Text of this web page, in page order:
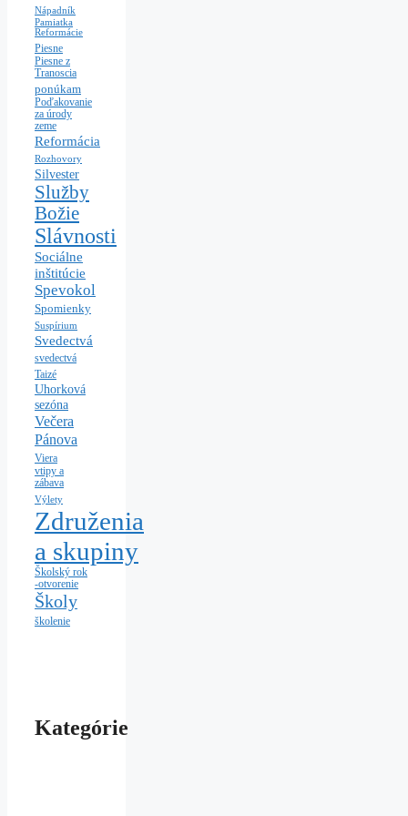
Nápadník
Pamiatka
Reformácie
Piesne
Piesne z
Tranoscia
ponúkam
Poďakovanie
za úrody
zeme
Reformácia
Rozhovory
Silvester
Služby
Božie
Slávnosti
Sociálne
inštitúcie
Spevokol
Spomienky
Suspírium
Svedectvá
svedectvá
Taizé
Uhorková
sezóna
Večera
Pánova
Viera
vtipy a
zábava
Výlety
Združenia
a skupiny
Školský rok
-otvorenie
Školy
školenie
Kategórie